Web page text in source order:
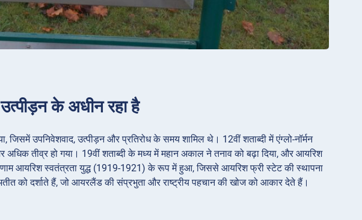
के अधीन रहा है
उपनिवेशवाद, उत्पीड़न और प्रतिरोध के समय शामिल थे। 12वीं शताब्दी में एंग्लो-नॉर्मन
तीव्र हो गया। 19वीं शताब्दी के मध्य में महान अकाल ने तनाव को बढ़ा दिया, और आयरिश
आयरिश स्वतंत्रता युद्ध (1919-1921) के रूप में हुआ, जिससे आयरिश फ्री स्टेट की स्थापना
को दर्शाते हैं, जो आयरलैंड की संप्रभुता और राष्ट्रीय पहचान की खोज को आकार देते हैं।